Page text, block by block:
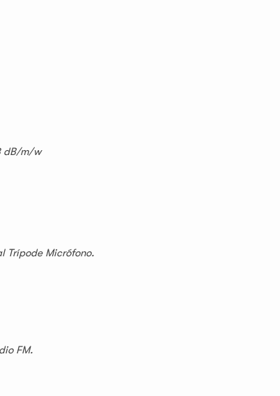
dB/m/w
Trípode Micrófono.
FM.